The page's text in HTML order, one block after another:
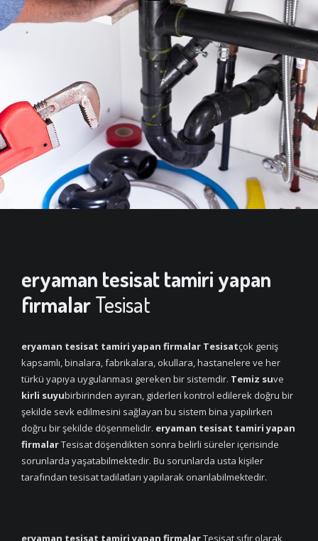
eryaman tesisat tamiri yapan
firmalarTesisat
eryaman tesisat tamiri yapan firmalar Tesisatçok geniş
kapsamlı, binalara, fabrikalara, okullara, hastanelere ve her
türkü yapıya uygulanması gereken bir sistemdir. Temiz suve
kirli suyubirbirinden ayıran, giderleri kontrol edilerek doğru bir
şekilde sevk edilmesini sağlayan bu sistem bina yapılırken
doğru bir şekilde döşenmelidir. eryaman tesisat tamiri yapan
firmalarTesisat döşendikten sonra belirli süreler içerisinde
sorunlarda yaşatabilmektedir. Bu sorunlarda usta kişiler
tarafından tesisat tadilatları yapılarak onarılabilmektedir.
eryaman tesisat tamiri yapan firmalarTesisat sıfır olarak